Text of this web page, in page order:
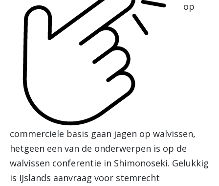
op
commerciele basis gaan jagen op walvissen,
hetgeen een van de onderwerpen is op de
walvissen conferentie in Shimonoseki. Gelukkig
is IJslands aanvraag voor stemrecht